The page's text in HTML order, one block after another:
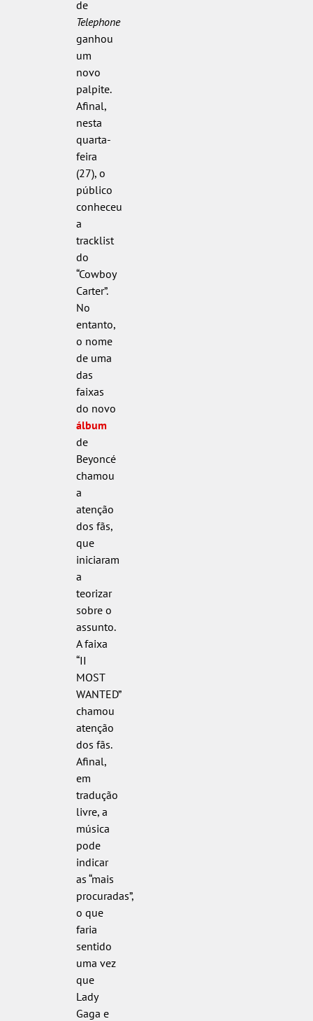
de
Telephone
ganhou
um
novo
palpite.
Afinal,
nesta
quarta-
feira
(27), o
público
conheceu
a
tracklist
do
“Cowboy
Carter”.
No
entanto,
o nome
de uma
das
faixas
do novo
álbum
de
Beyoncé
chamou
a
atenção
dos fãs,
que
iniciaram
a
teorizar
sobre o
assunto.
A faixa
“II
MOST
WANTED”
chamou
atenção
dos fãs.
Afinal,
em
tradução
livre, a
música
pode
indicar
as “mais
procuradas”,
o que
faria
sentido
uma vez
que
Lady
Gaga e